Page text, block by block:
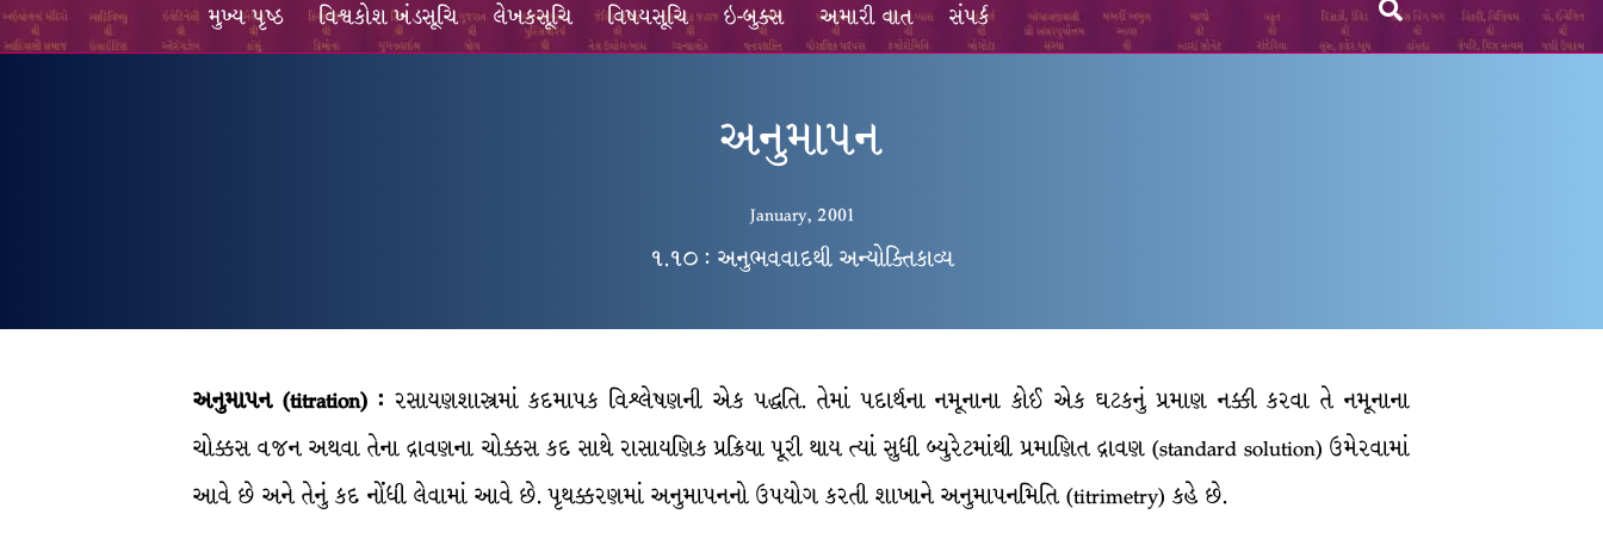
મુખ્ય પૃષ્ઠ વિશ્વકોશ ખંડસૂચિ લેખકસૂચિ વિષયસૂચિ ઇ-બુક્સ અમારી વાત સંપર્ક
અનુમાપન
January, 2001
૧.૧૦ : અનુભવવાદથી અન્યોક્તિકાવ્ય
અનુમાપન (titration) : રસાયણશાસ્ત્રમાં કદમાપક વિશ્લેષણની એક પદ્ધતિ. તેમાં પદાર્થના નમૂનાના કોઈ એક ઘટકનું પ્રમાણ નક્કી કરવા તે નમૂનાના
ચોક્કસ વજન અથવા તેના દ્રાવણના ચોક્કસ કદ સાથે રાસાયણિક પ્રક્રિયા પૂરી થાય ત્યાં સુધી બ્યુરેટમાંથી પ્રમાણિત દ્રાવણ (standard solution) ઉમેરવામાં
આવે છે અને તેનું કદ નોંધી લેવામાં આવે છે. પૃથક્કરણમાં અનુમાપનનો ઉપયોગ કરતી શાખાને અનુમાપનમિતિ (titrimetry) કહે છે.